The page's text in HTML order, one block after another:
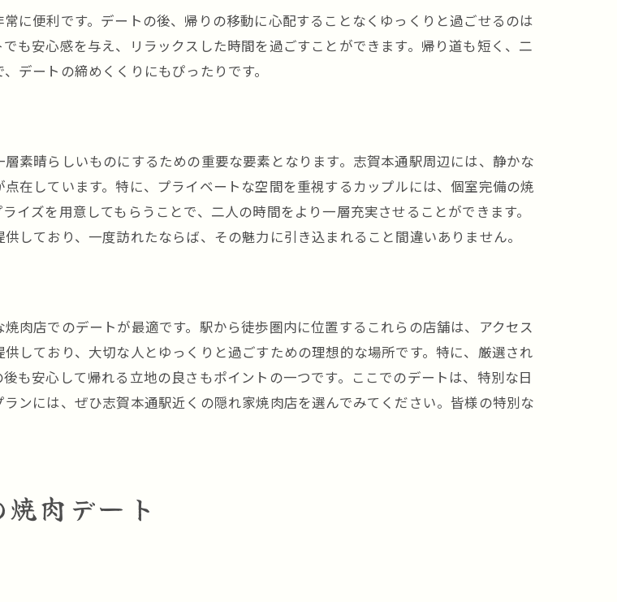
贅沢な焼肉ディナー
くの隠れ家焼肉店
する焼肉店の選び方
店での特別な時間
辺のカップルにおすすめの焼肉店
空間でゆったり過ごす方法
提供する焼肉店の選び方
肉店で過ごすリラックスした個室デート
た個室デートの魅力
肉店でのリラックス方法
辺のリラックスできる焼肉店
過ごすデートプラン
しむ志賀本通駅の隠れ家焼肉店
に便利です。デートの後、帰りの移動に心配することなくゆっくりと過ごせるのは
も安心感を与え、リラックスした時間を過ごすことができます。帰り道も短く、二
デートの締めくくりにもぴったりです。
素晴らしいものにするための重要な要素となります。志賀本通駅周辺には、静かな
在しています。特に、プライベートな空間を重視するカップルには、個室完備の焼
ズを用意してもらうことで、二人の時間をより一層充実させることができます。
しており、一度訪れたならば、その魅力に引き込まれること間違いありません。
肉店でのデートが最適です。駅から徒歩圏内に位置するこれらの店舗は、アクセス
しており、大切な人とゆっくりと過ごすための理想的な場所です。特に、厳選され
も安心して帰れる立地の良さもポイントの一つです。ここでのデートは、特別な日
ンには、ぜひ志賀本通駅近くの隠れ家焼肉店を選んでみてください。皆様の特別な
肉デート